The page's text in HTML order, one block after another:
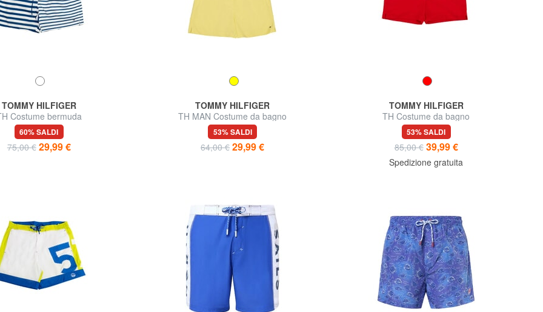
TOMMY HILFIGER
Costume bermuda
60% SALDI
75,00 € 29,99 €
TOMMY HILFIGER
TH MAN Costume da bagno
53% SALDI
64,00 € 29,99 €
TOMMY HILFIGER
TH Costume da bagno
53% SALDI
85,00 € 39,99 €
Spedizione gratuita